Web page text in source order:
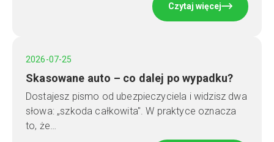
Czytaj więcej
2026-07-25
Skasowane auto – co dalej po wypadku?
Dostajesz pismo od ubezpieczyciela i widzisz dwa
słowa: „szkoda całkowita". W praktyce oznacza
to, że…